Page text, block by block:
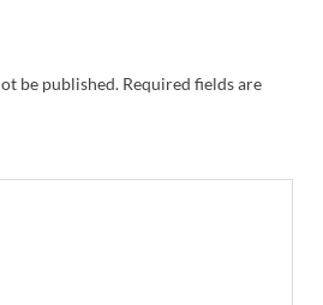
be published. Required fields are